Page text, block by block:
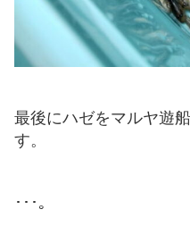
最後にハゼをマルヤ遊
す。
･･･。